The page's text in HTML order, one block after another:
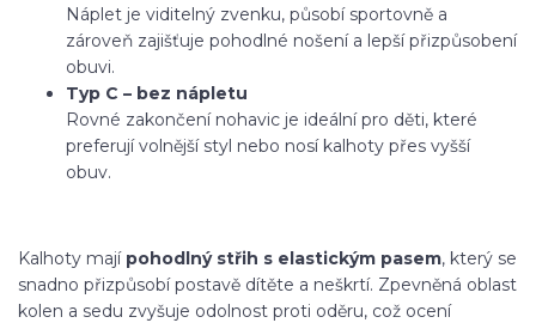
Náplet je viditelný zvenku, působí sportovně a
zároveň zajišťuje pohodlné nošení a lepší přizpůsobení
obuvi.
Typ C – bez nápletu
Rovné zakončení nohavic je ideální pro děti, které
preferují volnější styl nebo nosí kalhoty přes vyšší
obuv.
Kalhoty mají pohodlný střih s elastickým pasem, který se
snadno přizpůsobí postavě dítěte a neškrtí. Zpevněná oblast
kolen a sedu zvyšuje odolnost proti oděru, což ocení